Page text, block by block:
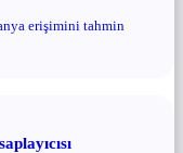
erişimini tahmin